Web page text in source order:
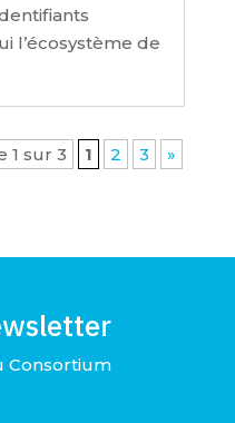
l’écosystème de
1 sur 3 1 2 3 »
Consortium